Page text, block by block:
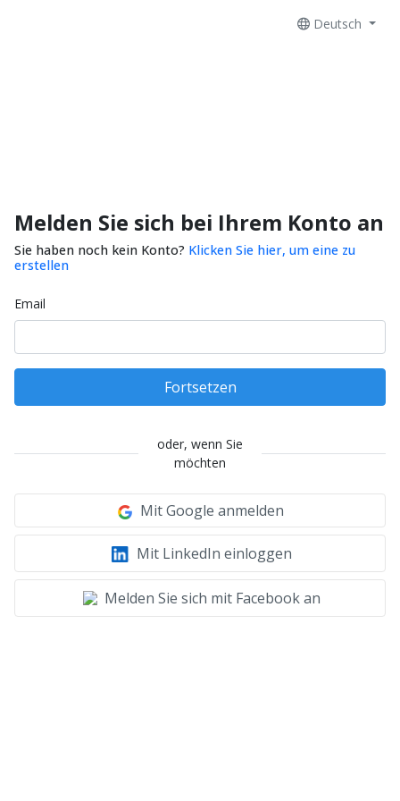
Deutsch
Melden Sie sich bei Ihrem Konto an
Sie haben noch kein Konto? Klicken Sie hier, um eine zu
erstellen
Email
Fortsetzen
oder, wenn Sie
möchten
Mit Google anmelden
Mit LinkedIn einloggen
Melden Sie sich mit Facebook an